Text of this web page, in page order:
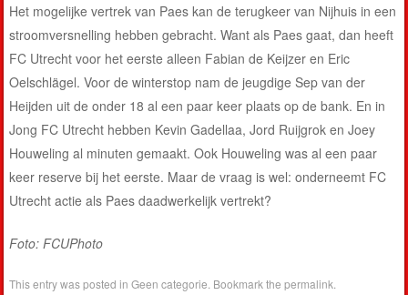
Het mogelijke vertrek van Paes kan de terugkeer van Nijhuis in een
stroomversnelling hebben gebracht. Want als Paes gaat, dan heeft
FC Utrecht voor het eerste alleen Fabian de Keijzer en Eric
Oelschlägel. Voor de winterstop nam de jeugdige Sep van der
Heijden uit de onder 18 al een paar keer plaats op de bank. En in
Jong FC Utrecht hebben Kevin Gadellaa, Jord Ruijgrok en Joey
Houweling al minuten gemaakt. Ook Houweling was al een paar
keer reserve bij het eerste. Maar de vraag is wel: onderneemt FC
Utrecht actie als Paes daadwerkelijk vertrekt?
Foto: FCUPhoto
This entry was posted inGeen categorie . Bookmark thepermalink